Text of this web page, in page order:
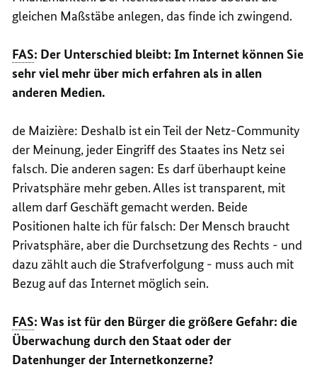
gleichen Maßstäbe anlegen, das finde ich zwingend.
FAS: Der Unterschied bleibt: Im Internet können Sie
sehr viel mehr über mich erfahren als in allen
anderen Medien.
de Maizière: Deshalb ist ein Teil der Netz-Community
der Meinung, jeder Eingriff des Staates ins Netz sei
falsch. Die anderen sagen: Es darf überhaupt keine
Privatsphäre mehr geben. Alles ist transparent, mit
allem darf Geschäft gemacht werden. Beide
Positionen halte ich für falsch: Der Mensch braucht
Privatsphäre, aber die Durchsetzung des Rechts - und
dazu zählt auch die Strafverfolgung - muss auch mit
Bezug auf das Internet möglich sein.
FAS: Was ist für den Bürger die größere Gefahr: die
Überwachung durch den Staat oder der
Datenhunger der Internetkonzerne?